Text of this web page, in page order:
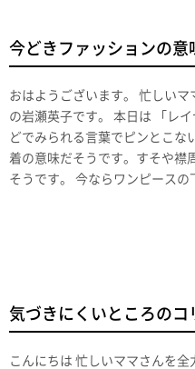
今どきファッションの意
おはようございます。 忙しい
の岩瀬英子です。 本日は 「レ
どでみられる言葉でピンとこな
着の意味だそうです。すそや襟
そうです。 今ならワンピースの
気づきにくいところのコ
こんにちは 忙しいママさんを